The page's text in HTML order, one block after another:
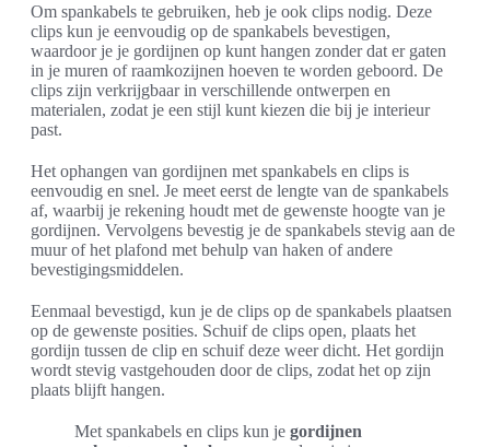
Om spankabels te gebruiken, heb je ook clips nodig. Deze
clips kun je eenvoudig op de spankabels bevestigen,
waardoor je je gordijnen op kunt hangen zonder dat er gaten
in je muren of raamkozijnen hoeven te worden geboord. De
clips zijn verkrijgbaar in verschillende ontwerpen en
materialen, zodat je een stijl kunt kiezen die bij je interieur
past.
Het ophangen van gordijnen met spankabels en clips is
eenvoudig en snel. Je meet eerst de lengte van de spankabels
af, waarbij je rekening houdt met de gewenste hoogte van je
gordijnen. Vervolgens bevestig je de spankabels stevig aan de
muur of het plafond met behulp van haken of andere
bevestigingsmiddelen.
Eenmaal bevestigd, kun je de clips op de spankabels plaatsen
op de gewenste posities. Schuif de clips open, plaats het
gordijn tussen de clip en schuif deze weer dicht. Het gordijn
wordt stevig vastgehouden door de clips, zodat het op zijn
plaats blijft hangen.
Met spankabels en clips kun je gordijnen